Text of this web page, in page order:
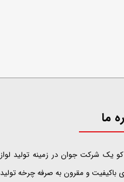
ما
یک شرکت جوان در زمینه تولید
باکیفیت و مقرون به صرفه چرخه